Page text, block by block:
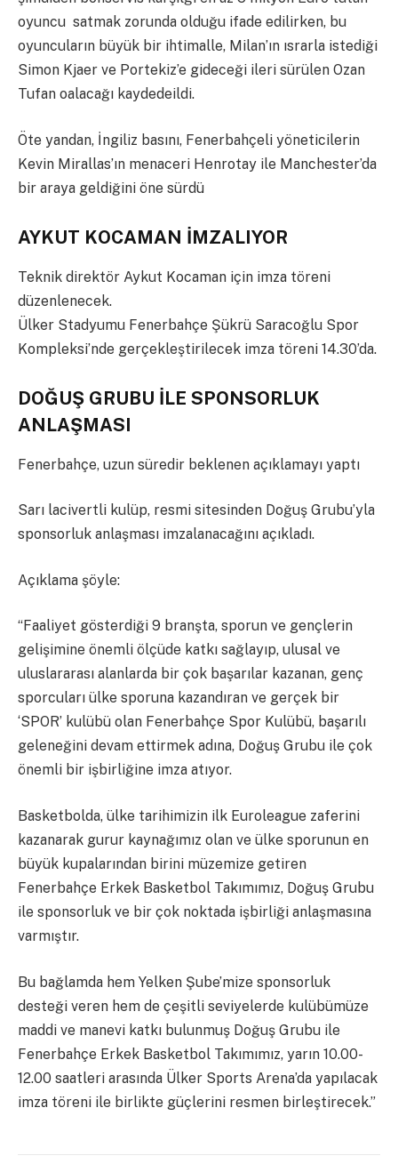
oyuncu satmak zorunda olduğu ifade edilirken, bu
oyuncuların büyük bir ihtimalle, Milan’ın ısrarla istediği
Simon Kjaer ve Portekiz’e gideceği ileri sürülen Ozan
Tufan oalacağı kaydedeildi.
Öte yandan, İngiliz basını, Fenerbahçeli yöneticilerin
Kevin Mirallas’ın menaceri Henrotay ile Manchester’da
bir araya geldiğini öne sürdü
AYKUT KOCAMAN İMZALIYOR
Teknik direktör Aykut Kocaman için imza töreni
düzenlenecek.
Ülker Stadyumu Fenerbahçe Şükrü Saracoğlu Spor
Kompleksi’nde gerçekleştirilecek imza töreni 14.30’da.
DOĞUŞ GRUBU İLE SPONSORLUK
ANLAŞMASI
Fenerbahçe, uzun süredir beklenen açıklamayı yaptı
Sarı lacivertli kulüp, resmi sitesinden Doğuş Grubu’yla
sponsorluk anlaşması imzalanacağını açıkladı.
Açıklama şöyle:
“Faaliyet gösterdiği 9 branşta, sporun ve gençlerin
gelişimine önemli ölçüde katkı sağlayıp, ulusal ve
uluslararası alanlarda bir çok başarılar kazanan, genç
sporcuları ülke sporuna kazandıran ve gerçek bir
‘SPOR’ kulübü olan Fenerbahçe Spor Kulübü, başarılı
geleneğini devam ettirmek adına, Doğuş Grubu ile çok
önemli bir işbirliğine imza atıyor.
Basketbolda, ülke tarihimizin ilk Euroleague zaferini
kazanarak gurur kaynağımız olan ve ülke sporunun en
büyük kupalarından birini müzemize getiren
Fenerbahçe Erkek Basketbol Takımımız, Doğuş Grubu
ile sponsorluk ve bir çok noktada işbirliği anlaşmasına
varmıştır.
Bu bağlamda hem Yelken Şube’mize sponsorluk
desteği veren hem de çeşitli seviyelerde kulübümüze
maddi ve manevi katkı bulunmuş Doğuş Grubu ile
Fenerbahçe Erkek Basketbol Takımımız, yarın 10.00-
12.00 saatleri arasında Ülker Sports Arena’da yapılacak
imza töreni ile birlikte güçlerini resmen birleştirecek.”